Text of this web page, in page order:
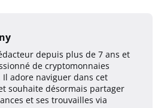
depuis plus de 7 ans et
de cryptomonnaies
Il adore naviguer dans cet
souhaite désormais partager
et ses trouvailles via